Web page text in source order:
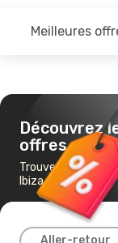
Meilleures
Découvrez
offres
Trouvez un vol
Ibiza
Aller-retour